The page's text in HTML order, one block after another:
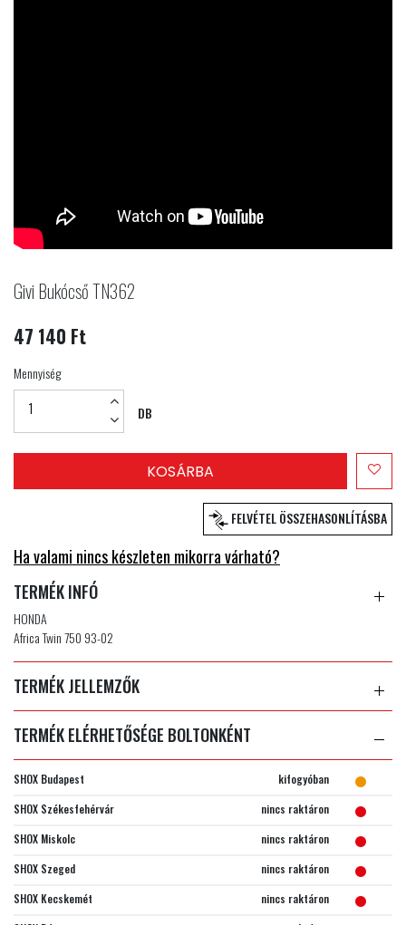
Givi Bukócső TN362
47 140 Ft
Mennyiség
DB
KOSÁRBA
FELVÉTEL ÖSSZEHASONLÍTÁSBA
Ha valami nincs készleten mikorra várható?
TERMÉK INFÓ
HONDA
Africa Twin 750 93-02
TERMÉK JELLEMZŐK
TERMÉK ELÉRHETŐSÉGE BOLTONKÉNT
SHOX Budapest
kifogyóban
SHOX Székesfehérvár
nincs raktáron
SHOX Miskolc
nincs raktáron
SHOX Szeged
nincs raktáron
SHOX Kecskemét
nincs raktáron